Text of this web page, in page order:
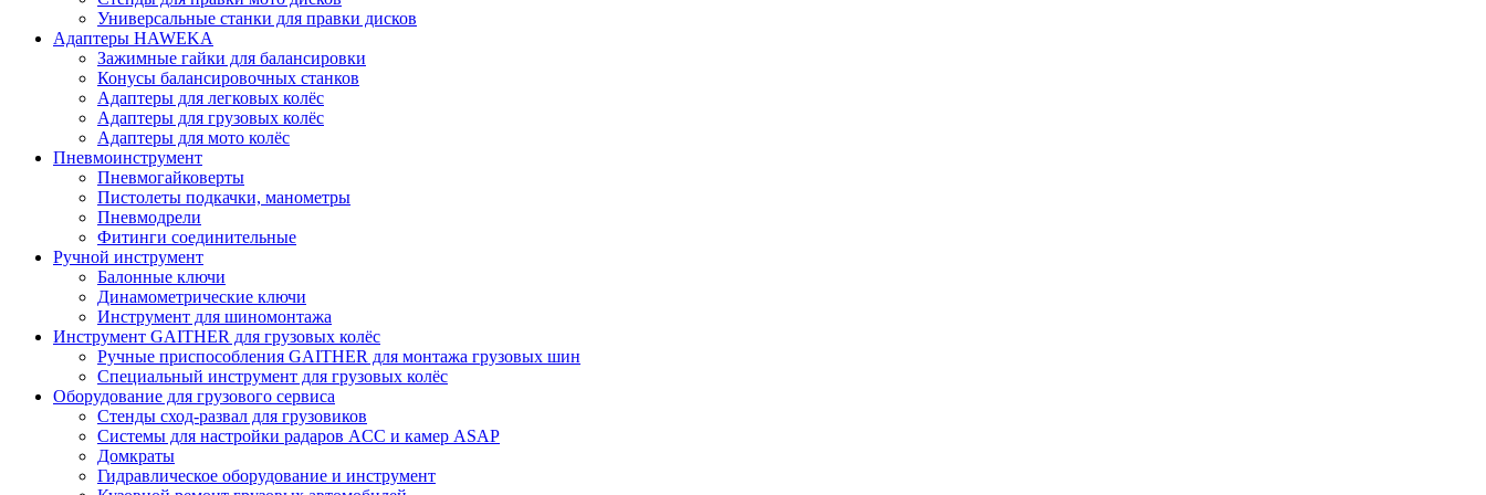
Универсальные станки для правки дисков
Адаптеры HAWEKA
Зажимные гайки для балансировки
Конусы балансировочных станков
Адаптеры для легковых колёс
Адаптеры для грузовых колёс
Адаптеры для мото колёс
Пневмоинструмент
Пневмогайковерты
Пистолеты подкачки, манометры
Пневмодрели
Фитинги соединительные
Ручной инструмент
Балонные ключи
Динамометрические ключи
Инструмент для шиномонтажа
Инструмент GAITHER для грузовых колёс
Ручные приспособления GAITHER для монтажа грузовых шин
Специальный инструмент для грузовых колёс
Оборудование для грузового сервиса
Стенды сход-развал для грузовиков
Системы для настройки радаров ACC и камер ASAP
Домкраты
Гидравлическое оборудование и инструмент